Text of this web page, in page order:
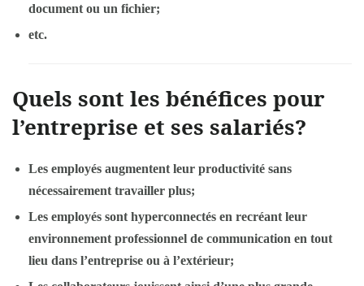
document ou un fichier;
etc.
Quels sont les bénéfices pour
l’entreprise et ses salariés?
Les employés augmentent leur productivité sans
nécessairement travailler plus;
Les employés sont hyperconnectés en recréant leur
environnement professionnel de communication en tout
lieu dans l’entreprise ou à l’extérieur;